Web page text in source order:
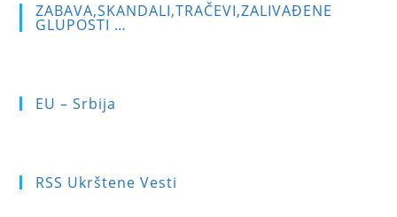
ZABAVA,SKANDALI,TRAČEVI,ZALIVAĐENE
GLUPOSTI …
EU – Srbija
RSS Ukrštene Vesti